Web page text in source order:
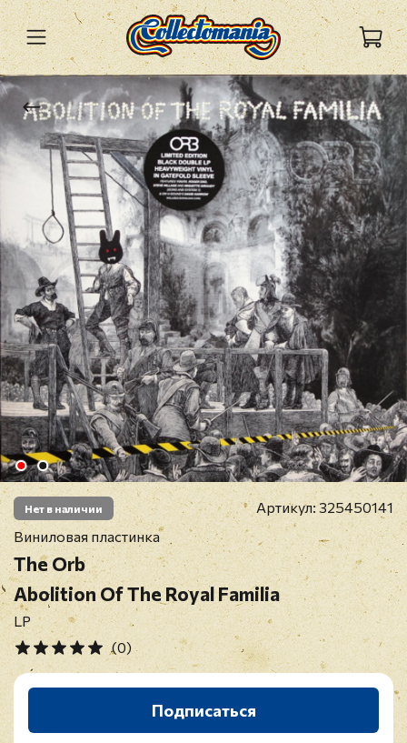
Нет в наличии Артикул: 325450141
Виниловая пластинка
The Orb
Abolition Of The Royal Familia
LP
(0)
Подписаться